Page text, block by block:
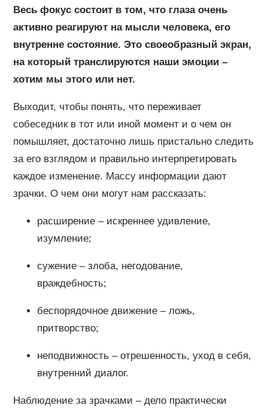
Весь фокус состоит в том, что глаза очень
активно реагируют на мысли человека, его
внутренне состояние. Это своеобразный экран,
на который транслируются наши эмоции –
хотим мы этого или нет.
Выходит, чтобы понять, что переживает
собеседник в тот или иной момент и о чем он
помышляет, достаточно лишь пристально следить
за его взглядом и правильно интерпретировать
каждое изменение. Массу информации дают
зрачки. О чем они могут нам рассказать:
расширение – искреннее удивление,
изумление;
сужение – злоба, негодование,
враждебность;
беспорядочное движение – ложь,
притворство;
неподвижность – отрешенность, уход в себя,
внутренний диалог.
Наблюдение за зрачками – дело практически